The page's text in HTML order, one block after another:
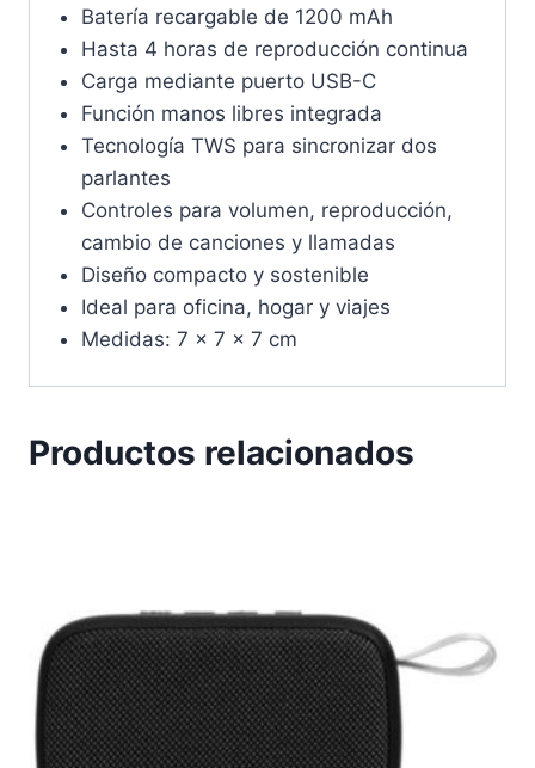
Batería recargable de 1200 mAh
Hasta 4 horas de reproducción continua
Carga mediante puerto USB-C
Función manos libres integrada
Tecnología TWS para sincronizar dos
parlantes
Controles para volumen, reproducción,
cambio de canciones y llamadas
Diseño compacto y sostenible
Ideal para oficina, hogar y viajes
Medidas: 7 x 7 x 7 cm
Productos relacionados